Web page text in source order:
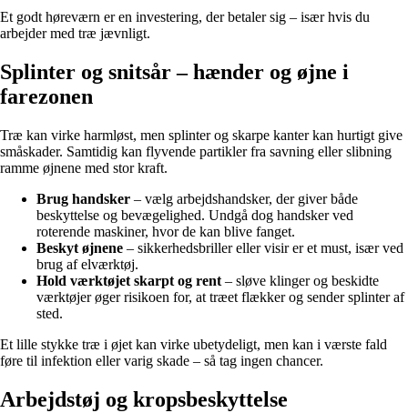
Et godt høreværn er en investering, der betaler sig – især hvis du
arbejder med træ jævnligt.
Splinter og snitsår – hænder og øjne i
farezonen
Træ kan virke harmløst, men splinter og skarpe kanter kan hurtigt give
småskader. Samtidig kan flyvende partikler fra savning eller slibning
ramme øjnene med stor kraft.
Brug handsker – vælg arbejdshandsker, der giver både
beskyttelse og bevægelighed. Undgå dog handsker ved
roterende maskiner, hvor de kan blive fanget.
Beskyt øjnene – sikkerhedsbriller eller visir er et must, især ved
brug af elværktøj.
Hold værktøjet skarpt og rent – sløve klinger og beskidte
værktøjer øger risikoen for, at træet flækker og sender splinter af
sted.
Et lille stykke træ i øjet kan virke ubetydeligt, men kan i værste fald
føre til infektion eller varig skade – så tag ingen chancer.
Arbejdstøj og kropsbeskyttelse